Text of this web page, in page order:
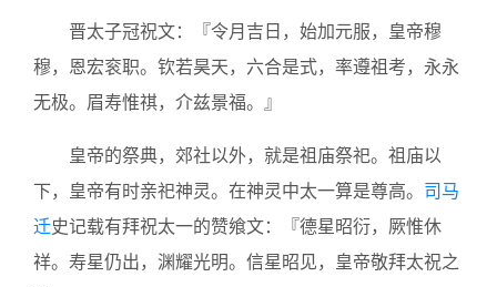
晋太子冠祝文：『令月吉日，始加元服，皇帝穆
穆，恩宏衮职。钦若昊天，六合是式，率遵祖考，永永
无极。眉寿惟祺，介兹景福。』
皇帝的祭典，郊社以外，就是祖庙祭祀。祖庙以
下，皇帝有时亲祀神灵。在神灵中太一算是尊高。 司马
迁史记载有拜祝太一的赞飨文：『德星昭衍，厥惟休
祥。寿星仍出，渊耀光明。信星昭见，皇帝敬拜太祝之